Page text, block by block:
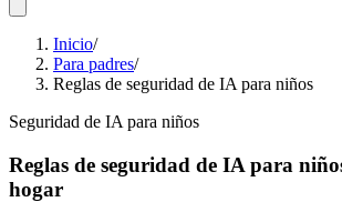
Inicio/
Para padres/
Reglas de seguridad de IA para niños
Seguridad de IA para niños
Reglas de seguridad de IA para
hogar